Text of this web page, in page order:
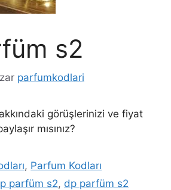
s2
parfumkodlari
görüşlerinizi ve fiyat
mısınız?
, Parfum Kodları
parfüm s2, dp parfüm s2